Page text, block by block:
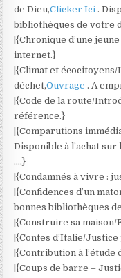
de Dieu,Clicker Ici.
bibliothèques de votre
|{Chronique d’une
internet.}
|{Climat et écocitoyens/
déchet,Ouvrage. A
|{Code de la route/
référence.}
|{Comparutions
Disponible à l’achat
….}
|{Condamnés à vivre :
|{Confidences d’un
bonnes bibliothèques
|{Construire sa
|{Contes d’Italie/
|{Contribution à l’étude
|{Coups de barre –